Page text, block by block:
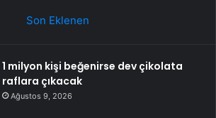
Son Eklenen
1 milyon kişi beğenirse dev çikolata
raflara çıkacak
Ağustos 9, 2026